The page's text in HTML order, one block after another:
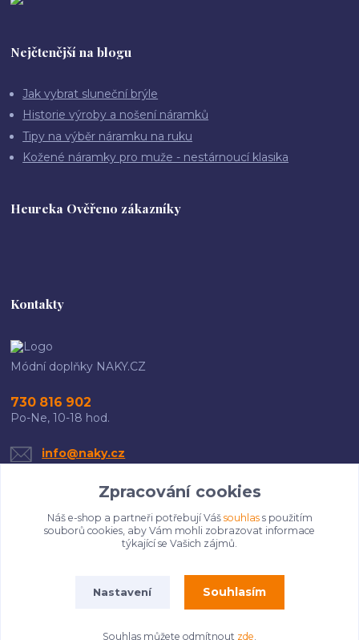
Nejčtenější na blogu
Jak vybrat sluneční brýle
Historie výroby a nošení náramků
Tipy na výběr náramku na ruku
Kožené náramky pro muže - nestárnoucí klasika
Heureka Ověřeno zákazníky
Kontakty
Módní doplňky NAKY.CZ
730 816 902
Po-Ne, 10-18 hod.
info@naky.cz
Upravit sběr cookies.
Zpracování cookies
Náš e-shop a partneři potřebují Váš souhlass použitím
souborů cookies, aby Vám mohli zobrazovat informace
týkající se Vašich zájmů.
Nastavení Souhlasím
Souhlas můžete odmítnout zde